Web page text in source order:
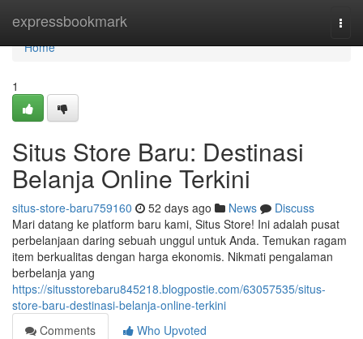
expressbookmark
Home
Home
1
Situs Store Baru: Destinasi
Belanja Online Terkini
situs-store-baru759160 52 days ago News
Discuss
Mari datang ke platform baru kami, Situs Store! Ini adalah pusat
perbelanjaan daring sebuah unggul untuk Anda. Temukan ragam
item berkualitas dengan harga ekonomis. Nikmati pengalaman
berbelanja yang
https://situsstorebaru845218.blogpostie.com/63057535/situs-
store-baru-destinasi-belanja-online-terkini
Comments
Who Upvoted